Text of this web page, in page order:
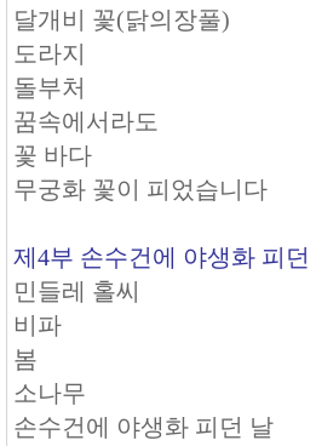
달개비 꽃(닭의장풀)
도라지
돌부처
꿈속에서라도
꽃 바다
무궁화 꽃이 피었습니다
제4부 손수건에 야생화 피던
민들레 홀씨
비파
봄
소나무
손수건에 야생화 피던 날